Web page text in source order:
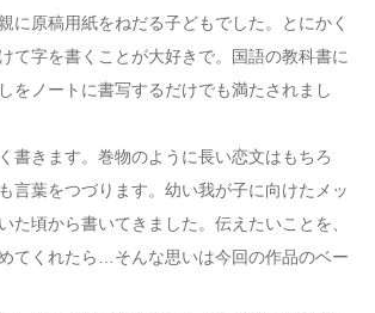
に原稿用紙をねだる子どもでした。とにかく
て字を書くことが大好きで。国語の教科書に
をノートに書写するだけでも満たされまし
書きます。巻物のように長い恋文はもちろ
言葉をつづります。幼い我が子に向けたメッ
た頃から書いてきました。伝えたいことを、
てくれたら…そんな思いは今回の作品のベー